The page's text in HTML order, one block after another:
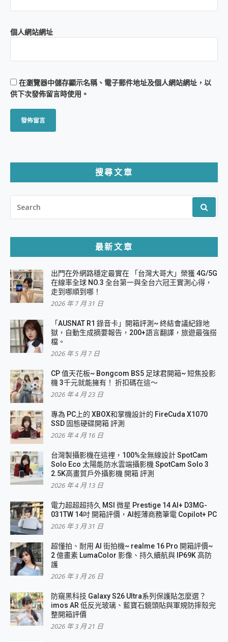
個人網站網址
在瀏覽器中儲存顯示名稱、電子郵件地址及個人網站網址，以
供下次發佈留言時使用。
搜尋文章
FOR:
最新文章
出門在外網路穩定最實在 「台灣大哥大」榮獲 4G/5G
在線率全球 NO.3 全台第一與全台六冠王實測心得，
走到哪順到哪！
2026 年 7 月 31 日
「AUSNAT R1 錄音卡」開箱評測~ 終結會議紀錄地
獄，自動生成摘要報告，200+語言翻譯，旅遊最強搭
檔。
2026 年 5 月 7 日
CP 值天花板~ Bongcom BS5 足球君開箱~ 短焦投影
機 3千元就能擁有！ 折扣碼在這～
2026 年 4 月 23 日
專為 PC上的 XBOX和掌機設計的 FireCuda X1070
SSD 固態硬碟開箱 評測
2026 年 4 月 16 日
台灣製攝影機在這裡，100%全無線設計 SpotCam
Solo Eco 太陽能防水雲端攝影機 SpotCam Solo 3
2.5K高畫質戶外攝影機 開箱 評測
2026 年 4 月 13 日
電力超超超持久 MSI 微星 Prestige 14 AI+ D3MG-
031TW 14吋 開箱評價，AI輕薄商務筆電 Copilot+ PC
2026 年 3 月 31 日
超懂拍、耐用 AI 街拍機~ realme 16 Pro 開箱評價~
2 億畫素 LumaColor 影像、持久續航與 IP69K 高防
護
2026 年 3 月 26 日
防窺黑科技 Galaxy S26 Ultra系列保護貼怎麼選？
imos AR 低反光玻璃、藍寶石鏡頭貼與軍規防摔殼完
整開箱評價
2026 年 3 月 21 日